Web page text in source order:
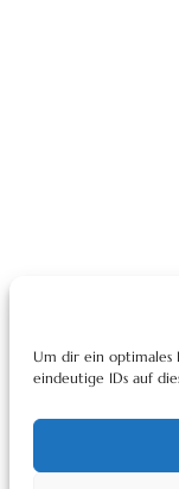
Um dir ein optimales
eindeutige IDs auf